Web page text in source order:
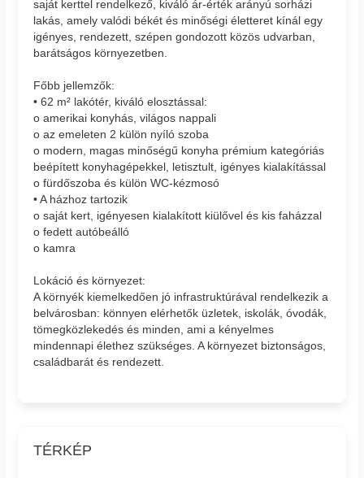
saját kerttel rendelkező, kiváló ár-érték arányú sorházi
lakás, amely valódi békét és minőségi életteret kínál egy
igényes, rendezett, szépen gondozott közös udvarban,
barátságos környezetben.
Főbb jellemzők:
• 62 m² lakótér, kiváló elosztással:
o amerikai konyhás, világos nappali
o az emeleten 2 külön nyíló szoba
o modern, magas minőségű konyha prémium kategóriás
beépített konyhagépekkel, letisztult, igényes kialakítással
o fürdőszoba és külön WC-kézmosó
• A házhoz tartozik
o saját kert, igényesen kialakított kiülővel és kis faházzal
o fedett autóbeálló
o kamra
Lokáció és környezet:
A környék kiemelkedően jó infrastruktúrával rendelkezik a
belvárosban: könnyen elérhetők üzletek, iskolák, óvodák,
tömegközlekedés és minden, ami a kényelmes
mindennapi élethez szükséges. A környezet biztonságos,
családbarát és rendezett.
TÉRKÉP